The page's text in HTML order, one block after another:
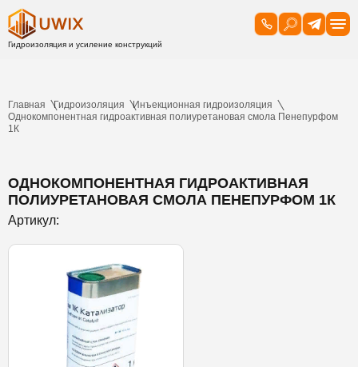
Главная Гидроизоляция
Инъекционная гидроизоляция
Однокомпонентная гидроактивная полиуретановая смола Пенепурфом
1К
ОДНОКОМПОНЕНТНАЯ ГИДРОАКТИВНАЯ
ПОЛИУРЕТАНОВАЯ СМОЛА ПЕНЕПУРФОМ 1К
Артикул: